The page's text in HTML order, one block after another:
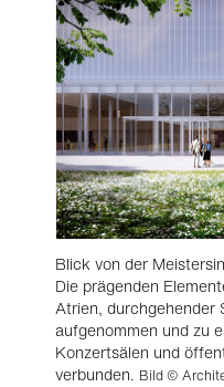
Blick von der
Die prägenden
Atrien, durchgehender
aufgenommen und zu
Konzertsälen und
verbunden. Bild ©